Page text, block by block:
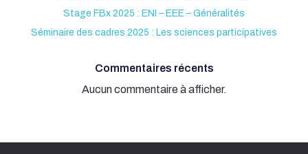
Stage FBx 2025 : ENI – EEE – Généralités
Séminaire des cadres 2025 : Les sciences participatives
Commentaires récents
Aucun commentaire à afficher.